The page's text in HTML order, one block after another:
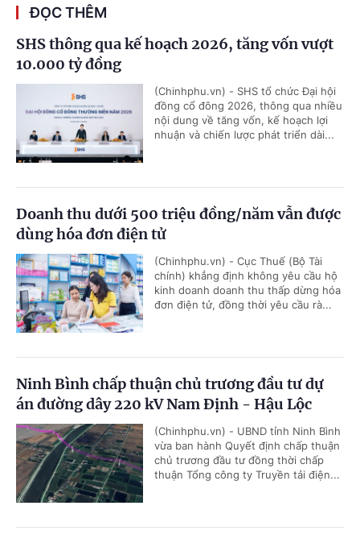
ĐỌC THÊM
SHS thông qua kế hoạch 2026, tăng vốn vượt
10.000 tỷ đồng
(Chinhphu.vn) - SHS tổ chức Đại hội
đồng cổ đông 2026, thông qua nhiều
nội dung về tăng vốn, kế hoạch lợi
nhuận và chiến lược phát triển dài...
Doanh thu dưới 500 triệu đồng/năm vẫn được
dùng hóa đơn điện tử
(Chinhphu.vn) - Cục Thuế (Bộ Tài
chính) khẳng định không yêu cầu hộ
kinh doanh doanh thu thấp dừng hóa
đơn điện tử, đồng thời yêu cầu rà...
Ninh Bình chấp thuận chủ trương đầu tư dự
án đường dây 220 kV Nam Định - Hậu Lộc
(Chinhphu.vn) - UBND tỉnh Ninh Bình
vừa ban hành Quyết định chấp thuận
chủ trương đầu tư đồng thời chấp
thuận Tổng công ty Truyền tải điện...